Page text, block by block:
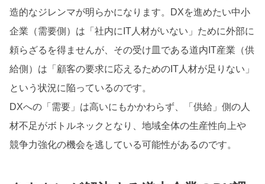
造的なジレンマが明らかになります。DXを進めたい中小
企業（需要側）は「社内にIT人材がいない」ために外部に
頼らざるを得ませんが、その受け皿である道内IT産業（供
給側）は「顧客の要求に応えるためのIT人材が足りない」
という状況に陥っているのです。
DXへの「需要」は高いにもかかわらず、「供給」側の人
材不足がボトルネックとなり、地域全体の生産性向上や
競争力強化の機会を逃している可能性があるのです。